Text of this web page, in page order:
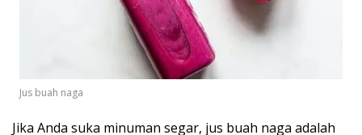
Jus buah naga
Jika Anda suka minuman segar, jus buah naga adalah